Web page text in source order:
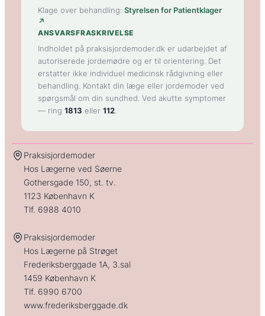
Klage over behandling: Styrelsen for Patientklager
↗
ANSVARSFRASKRIVELSE
Indholdet på praksisjordemoder.dk er udarbejdet af
autoriserede jordemødre og er til orientering. Det
erstatter ikke individuel medicinsk rådgivning eller
behandling. Kontakt din læge eller jordemoder ved
spørgsmål om din sundhed. Ved akutte symptomer
— ring 1813 eller 112
Praksisjordemoder
Hos Lægerne ved Søerne
Gothersgade 150, st. tv.
1123 København K
Tlf. 6988 4010
Praksisjordemoder
Hos Lægerne på Strøget
Frederiksberggade 1A, 3.sal
1459 København K
Tlf. 6990 6700
www.frederiksberggade.dk